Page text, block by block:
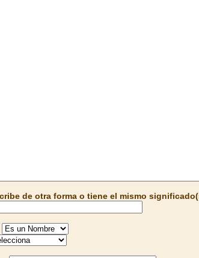
de otra forma o tiene el mismo